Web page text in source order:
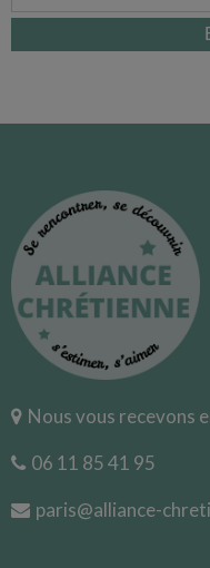
Nous vous recevons
06 11 85 41 95
paris@alliance-